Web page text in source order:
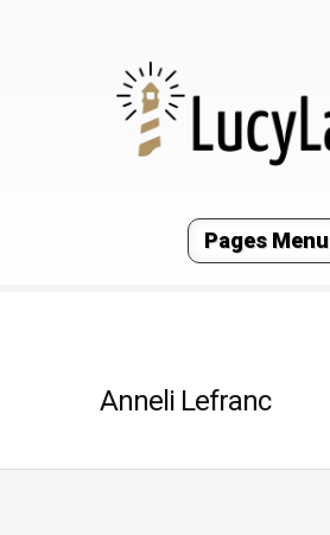
Pages Menu
Anneli Lefranc